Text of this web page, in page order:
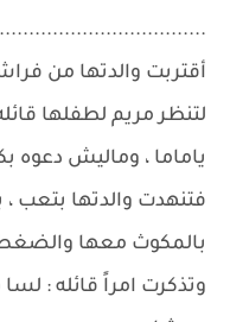
أقتربت والدتها من
لتنظر مريم لطفلها
ياماما ، وماليش دعوه
فتنهدت والدتها بتعب
بالمكوث معها والضغط
وتذكرت امراً قائله :